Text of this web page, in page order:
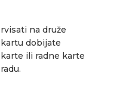
na druže
dobijate
ili radne karte